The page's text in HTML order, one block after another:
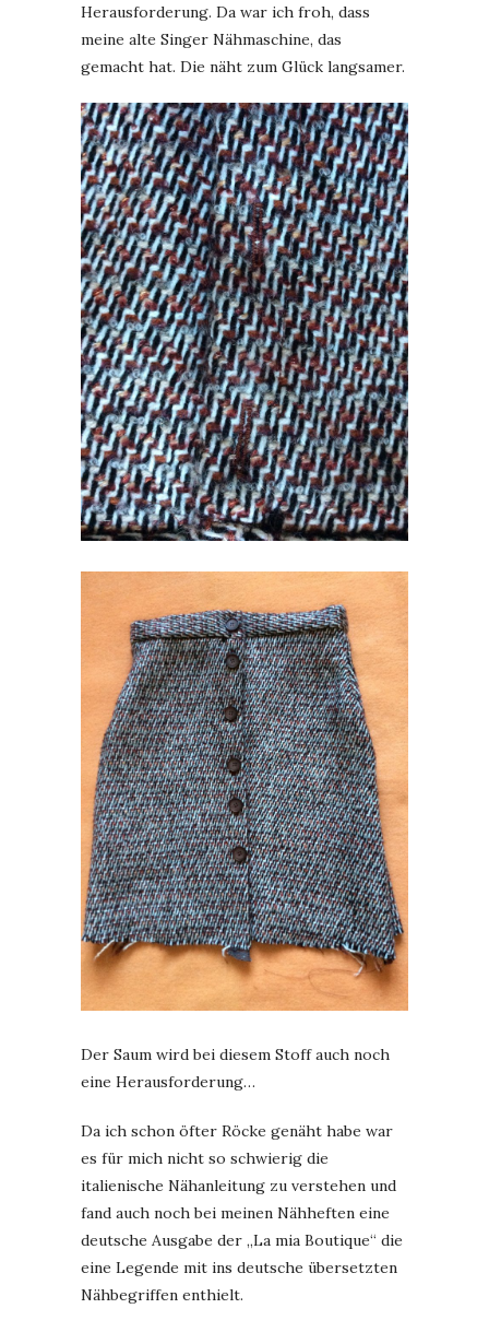
Herausforderung. Da war ich froh, dass
meine alte Singer Nähmaschine, das
gemacht hat. Die näht zum Glück langsamer.
Der Saum wird bei diesem Stoff auch noch
eine Herausforderung…
Da ich schon öfter Röcke genäht habe war
es für mich nicht so schwierig die
italienische Nähanleitung zu verstehen und
fand auch noch bei meinen Nähheften eine
deutsche Ausgabe der „La mia Boutique“ die
eine Legende mit ins deutsche übersetzten
Nähbegriffen enthielt.